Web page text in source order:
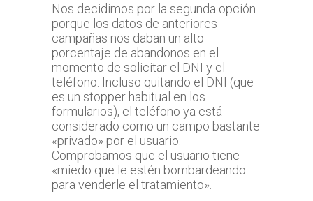
Nos decidimos por la segunda opción
porque los datos de anteriores
campañas nos daban un alto
porcentaje de abandonos en el
momento de solicitar el DNI y el
teléfono. Incluso quitando el DNI (que
es un stopper habitual en los
formularios), el teléfono ya está
considerado como un campo bastante
«privado» por el usuario.
Comprobamos que el usuario tiene
«miedo que le estén bombardeando
para venderle el tratamiento».